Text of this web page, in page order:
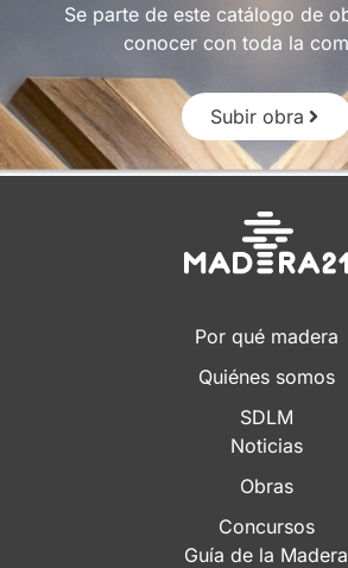
Se parte de este catálogo de
conocer con toda la
Subir obra
Por qué madera
Quiénes somos
SDLM
Noticias
Obras
Concursos
Guía de la Madera